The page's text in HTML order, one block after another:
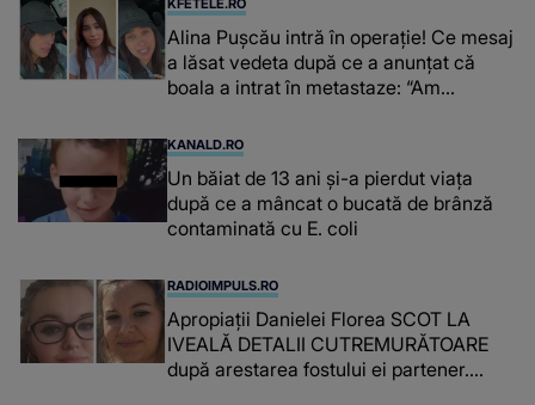
KFETELE.RO
Alina Pușcău intră în operație! Ce mesaj
a lăsat vedeta după ce a anunțat că
boala a intrat în metastaze: “Am
KANALD.RO
Un băiat de 13 ani și-a pierdut viața
după ce a mâncat o bucată de brânză
contaminată cu E. coli
RADIOIMPULS.RO
Apropiații Danielei Florea SCOT LA
IVEALĂ DETALII CUTREMURĂTOARE
după arestarea fostului ei partener.